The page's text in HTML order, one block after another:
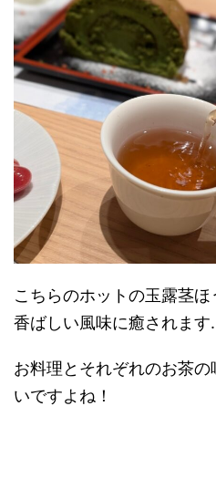
こちらのホットの玉露茎
香ばしい風味に癒されま
お料理とそれぞれのお茶
いですよね！